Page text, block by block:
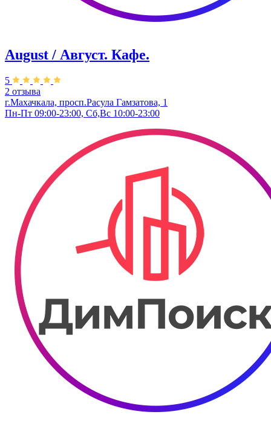
August / Август. Кафе.
5
2 отзыва
г.Махачкала, просп.Расула Гамзатова, 1
Пн-Пт 09:00-23:00, Сб,Вс 10:00-23:00